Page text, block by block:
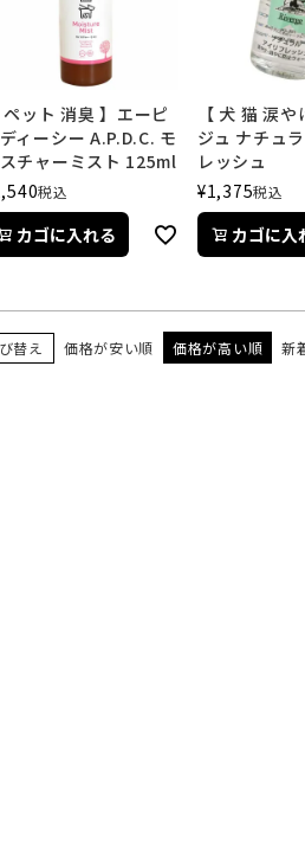
ペット 消臭 】エーピ
ィーシー A.P.D.C. モ
チャーミスト 125ml
税込
カゴに入れる
【 犬 猫 涙
ジュ ナチュ
レッシュ
¥1,375税込
カゴに入
替え 価格が安い順 価格が高い順 新